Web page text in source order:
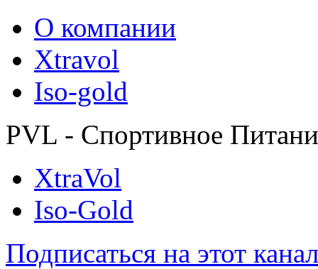
О компании
Xtravol
Iso-gold
PVL - Спортивное
XtraVol
Iso-Gold
Подписаться на этот